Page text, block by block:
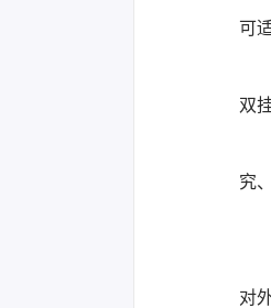
可
双
究
对